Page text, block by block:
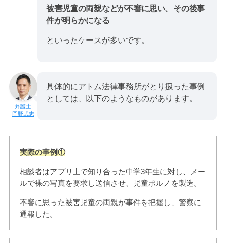
被害児童の両親などが不審に思い、その後事
件が明らかになる
といったケースが多いです。
岡野武志
具体的にアトム法律事務所がとり扱った事例
としては、以下のようなものがあります。
実際の事例①
相談者はアプリ上で知り合った中学3年生に対し、メー
ルで裸の写真を要求し送信させ、児童ポルノを製造。
不審に思った被害児童の両親が事件を把握し、警察に
通報した。